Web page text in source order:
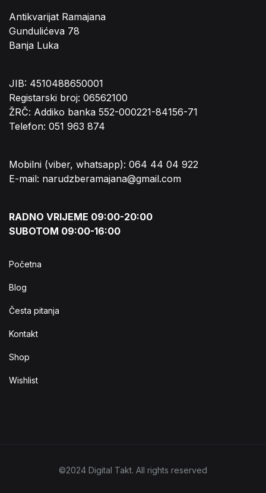
Antikvarijat Ramajana
Gundulićeva 78
Banja Luka
JIB: 4510488650001
Registarski broj: 06562100
ŽRČ: Addiko banka 552-000221-84156-71
Telefon: 051 963 874
Mobilni (viber, whatsapp): 064 44 04 922
E-mail: narudzberamajana@gmail.com
RADNO VRIJEME 09:00-20:00
SUBOTOM 09:00-16:00
Početna
Blog
Česta pitanja
Kontakt
Shop
Wishlist
©2024 Digital Takt. All rights reserved